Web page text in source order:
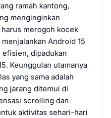
ramah kantong,
menginginkan
merogoh kocek
Android 15
efisien, dipadukan
Keunggulan utamanya
yang sama adalah
jarang ditemui di
scrolling dan
aktivitas sehari-hari